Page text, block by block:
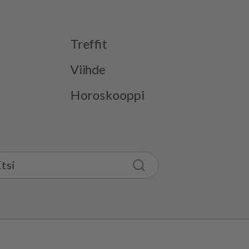
Treffit
Viihde
Horoskooppi